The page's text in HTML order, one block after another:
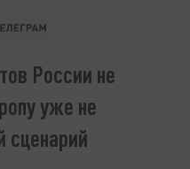
России не
уже не
сценарий